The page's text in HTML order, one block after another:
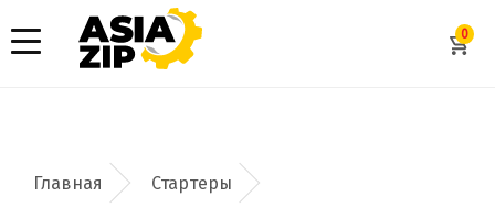
0
Стартеры